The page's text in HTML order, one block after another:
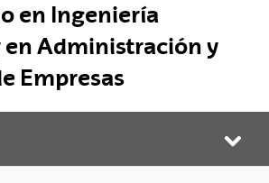
en Ingeniería
en Administración y
Empresas
Doble Grado en Ingeniería Mecánica y en Administración y Dirección de Empresas